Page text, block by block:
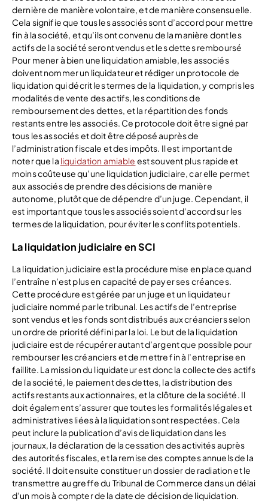
dernière de manière volontaire, et de manière consensuelle.
Cela signifie que tous les associés sont d’accord pour mettre
fin à la société, et qu’ils ont convenu de la manière dont les
actifs de la société seront vendus et les dettes remboursé
Pour mener à bien une liquidation amiable, les associés
doivent nommer un liquidateur et rédiger un protocole de
liquidation qui décrit les termes de la liquidation, y compris les
modalités de vente des actifs, les conditions de
remboursement des dettes, et la répartition des fonds
restants entre les associés. Ce protocole doit être signé par
tous les associés et doit être déposé auprès de
l’administration fiscale et des impôts. Il est important de
noter que la liquidation amiable est souvent plus rapide et
moins coûteuse qu’une liquidation judiciaire, car elle permet
aux associés de prendre des décisions de manière
autonome, plutôt que de dépendre d’un juge. Cependant, il
est important que tous les associés soient d’accord sur les
termes de la liquidation, pour éviter les conflits potentiels.
La liquidation judiciaire en SCI
La liquidation judiciaire est la procédure mise en place quand
l’entraîne n’est plus en capacité de payer ses créances.
Cette procédure est gérée par un juge et un liquidateur
judiciaire nommé par le tribunal. Les actifs de l’entreprise
sont vendus et les fonds sont distribués aux créanciers selon
un ordre de priorité défini par la loi. Le but de la liquidation
judiciaire est de récupérer autant d’argent que possible pour
rembourser les créanciers et de mettre fin à l’entreprise en
faillite. La mission du liquidateur est donc la collecte des actifs
de la société, le paiement des dettes, la distribution des
actifs restants aux actionnaires, et la clôture de la société. Il
doit également s’assurer que toutes les formalités légales et
administratives liées à la liquidation sont respectées. Cela
peut inclure la publication d’avis de liquidation dans les
journaux, la déclaration de la cessation des activités auprès
des autorités fiscales, et la remise des comptes annuels de la
société. Il doit ensuite constituer un dossier de radiation et le
transmettre au greffe du Tribunal de Commerce dans un délai
d’un mois à compter de la date de décision de liquidation.